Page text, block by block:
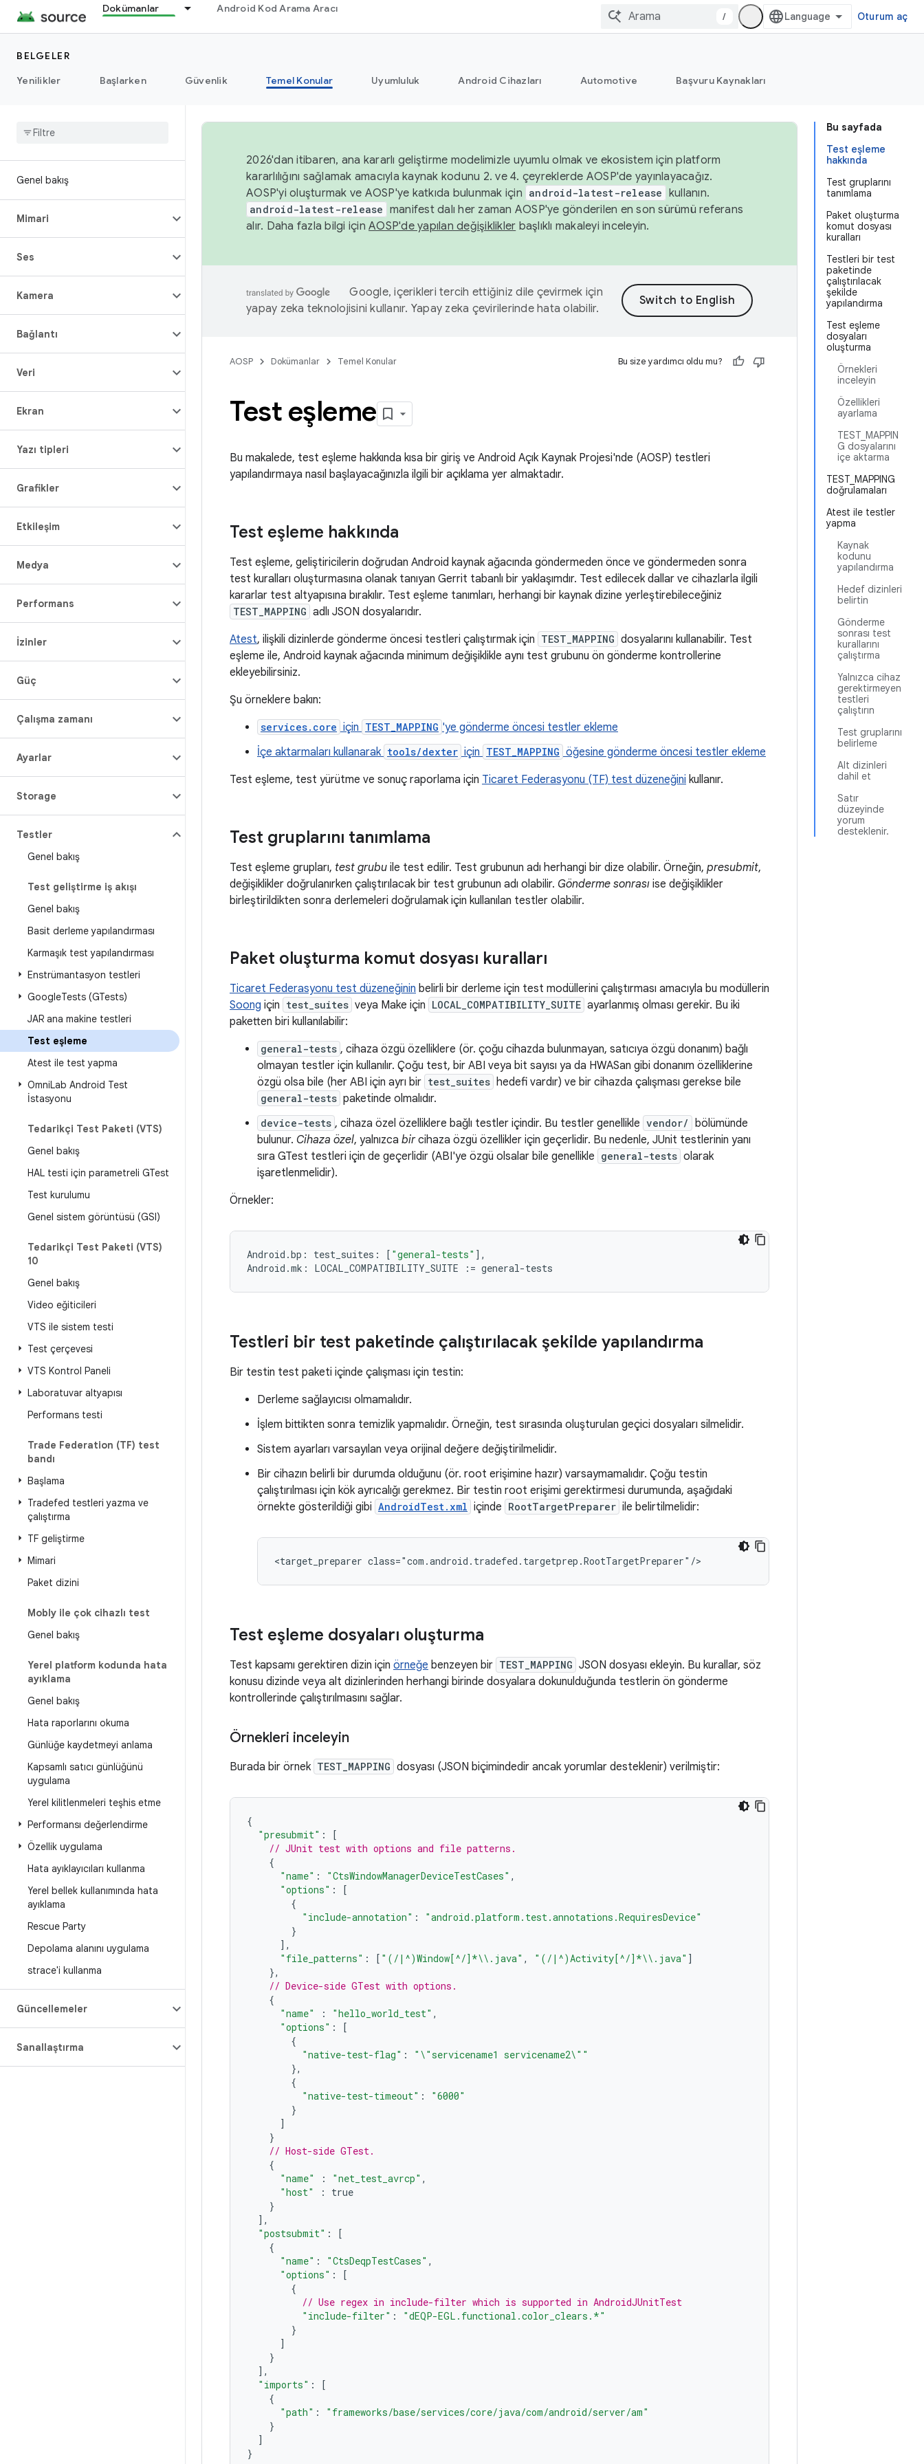
Dokümanlar Android Kod Arama Aracı
/ Oturum aç
BELGELER
Yenilikler
Başlarken Güvenlik Temel Konular Uyumluluk Android Cihazları Automotive Başvuru Kaynakları
Genel bakış
Mimari
Ses
Kamera
Bağlantı
Veri
Ekran
Yazı tipleri
Grafikler
Etkileşim
Medya
Performans
İzinler
Güç
Çalışma zamanı
Ayarlar
Storage
Testler
Genel bakış
Test geliştirme iş akışı
Genel bakış
Basit derleme yapılandırması
Karmaşık test yapılandırması
Enstrümantasyon testleri
GoogleTests (GTests)
JAR ana makine testleri
Test eşleme
Atest ile test yapma
OmniLab Android Test
İstasyonu
Tedarikçi Test Paketi (VTS)
Genel bakış
HAL testi için parametreli GTest
Test kurulumu
Genel sistem görüntüsü (GSI)
Tedarikçi Test Paketi (VTS)
10
Genel bakış
Video eğiticileri
VTS ile sistem testi
Test çerçevesi
VTS Kontrol Paneli
Laboratuvar altyapısı
Performans testi
Trade Federation (TF) test
bandı
Başlama
Tradefed testleri yazma ve
çalıştırma
TF geliştirme
Mimari
Paket dizini
Mobly ile çok cihazlı test
Genel bakış
Yerel platform kodunda hata
ayıklama
Genel bakış
Hata raporlarını okuma
Günlüğe kaydetmeyi anlama
Kapsamlı satıcı günlüğünü
uygulama
Yerel kilitlenmeleri teşhis etme
Performansı değerlendirme
Özellik uygulama
Hata ayıklayıcıları kullanma
Yerel bellek kullanımında hata
ayıklama
Rescue Party
Depolama alanını uygulama
strace'i kullanma
Güncellemeler
Sanallaştırma
Bu sayfada
Test eşleme
hakkında
Test gruplarını
tanımlama
Paket oluşturma
komut dosyası
kuralları
Testleri bir test
paketinde
çalıştırılacak
şekilde
yapılandırma
Test eşleme
dosyaları
oluşturma
Örnekleri
inceleyin
Özellikleri
ayarlama
TEST_MAPPIN
G dosyalarını
içe aktarma
TEST_MAPPING
doğrulamaları
Atest ile testler
yapma
Kaynak
kodunu
yapılandırma
Hedef dizinleri
belirtin
Gönderme
sonrası test
kurallarını
çalıştırma
Yalnızca cihaz
gerektirmeyen
testleri
çalıştırın
Test gruplarını
belirleme
Alt dizinleri
dahil et
Satır
düzeyinde
yorum
desteklenir.
2026'dan itibaren, ana kararlı geliştirme modelimizle uyumlu olmak ve ekosistem için platform
kararlılığını sağlamak amacıyla kaynak kodunu 2. ve 4. çeyreklerde AOSP'de yayınlayacağız.
AOSP'yi oluşturmak ve AOSP'ye katkıda bulunmak için android-latest-release kullanın.
android-latest-release manifest dalı her zaman AOSP'ye gönderilen en son sürümü referans
alır. Daha fazla bilgi için AOSP'de yapılan değişiklikler başlıklı makaleyi inceleyin.
Google, içerikleri tercih ettiğiniz dile çevirmek için
yapay zeka teknolojisini kullanır. Yapay zeka çevirilerinde hata olabilir.
AOSP Dokümanlar Temel Konular Bu size yardımcı oldu mu?
Test eşleme
Bu makalede, test eşleme hakkında kısa bir giriş ve Android Açık Kaynak Projesi'nde (AOSP) testleri
yapılandırmaya nasıl başlayacağınızla ilgili bir açıklama yer almaktadır.
Test eşleme hakkında
Test eşleme, geliştiricilerin doğrudan Android kaynak ağacında göndermeden önce ve göndermeden sonra
test kuralları oluşturmasına olanak tanıyan Gerrit tabanlı bir yaklaşımdır. Test edilecek dallar ve cihazlarla ilgili
kararlar test altyapısına bırakılır. Test eşleme tanımları, herhangi bir kaynak dizine yerleştirebileceğiniz
TEST_MAPPING adlı JSON dosyalarıdır.
Atest, ilişkili dizinlerde gönderme öncesi testleri çalıştırmak için TEST_MAPPING dosyalarını kullanabilir. Test
eşleme ile, Android kaynak ağacında minimum değişiklikle aynı test grubunu ön gönderme kontrollerine
ekleyebilirsiniz.
Şu örneklere bakın:
services.core için TEST_MAPPING 'ye gönderme öncesi testler ekleme
İçe aktarmaları kullanarak tools/dexter için TEST_MAPPING öğesine gönderme öncesi testler ekleme
Test eşleme, test yürütme ve sonuç raporlama için Ticaret Federasyonu (TF) test düzeneğini kullanır.
Test gruplarını tanımlama
Test eşleme grupları, test grubu ile test edilir. Test grubunun adı herhangi bir dize olabilir. Örneğin, presubmit,
değişiklikler doğrulanırken çalıştırılacak bir test grubunun adı olabilir. Gönderme sonrası ise değişiklikler
birleştirildikten sonra derlemeleri doğrulamak için kullanılan testler olabilir.
Paket oluşturma komut dosyası kuralları
Ticaret Federasyonu test düzeneğinin belirli bir derleme için test modüllerini çalıştırması amacıyla bu modüllerin
Soong için test_suites veya Make için LOCAL_COMPATIBILITY_SUITE ayarlanmış olması gerekir. Bu iki
paketten biri kullanılabilir:
general-tests , cihaza özgü özelliklere (ör. çoğu cihazda bulunmayan, satıcıya özgü donanım) bağlı
olmayan testler için kullanılır. Çoğu test, bir ABI veya bit sayısı ya da HWASan gibi donanım özelliklerine
özgü olsa bile (her ABI için ayrı bir test_suites hedefi vardır) ve bir cihazda çalışması gerekse bile
general-tests paketinde olmalıdır.
device-tests , cihaza özel özelliklere bağlı testler içindir. Bu testler genellikle vendor/ bölümünde
bulunur. Cihaza özel, yalnızca bircihaza özgü özellikler için geçerlidir. Bu nedenle, JUnit testlerinin yanı
sıra GTest testleri için de geçerlidir (ABI'ye özgü olsalar bile genellikle general-tests olarak
işaretlenmelidir).
Örnekler:
Android .bp : test_suites : [ "general-tests" ] ,
Android .mk : LOCAL_COMPATIBILITY_SUITE := general-tests
Testleri bir test paketinde çalıştırılacak şekilde yapılandırma
Bir testin test paketi içinde çalışması için testin:
Derleme sağlayıcısı olmamalıdır.
İşlem bittikten sonra temizlik yapmalıdır. Örneğin, test sırasında oluşturulan geçici dosyaları silmelidir.
Sistem ayarları varsayılan veya orijinal değere değiştirilmelidir.
Bir cihazın belirli bir durumda olduğunu (ör. root erişimine hazır) varsaymamalıdır. Çoğu testin
çalıştırılması için kök ayrıcalığı gerekmez. Bir testin root erişimi gerektirmesi durumunda, aşağıdaki
örnekte gösterildiği gibi AndroidTest.xml içinde RootTargetPreparer ile belirtilmelidir:
Test eşleme dosyaları oluşturma
Test kapsamı gerektiren dizin için örneğe benzeyen bir TEST_MAPPING JSON dosyası ekleyin. Bu kurallar, söz
konusu dizinde veya alt dizinlerinden herhangi birinde dosyalara dokunulduğunda testlerin ön gönderme
kontrollerinde çalıştırılmasını sağlar.
Örnekleri inceleyin
Burada bir örnek TEST_MAPPING dosyası (JSON biçimindedir ancak yorumlar desteklenir) verilmiştir:
{
"presubmit" :
[
// JUnit test with options and file patterns.
{
"name" : "CtsWindowManagerDeviceTestCases" ,
"options" :
[
{
"include-annotation" :
"android.platform.test.annotations.RequiresDevice"
}
],
"file_patterns" : [ "(/|^)Window[^/]*\\ .java" , "(/|^)Activity[^/]*\\ .java" ]
},
// Device-side GTest with options.
{
"name"
: "hello_world_test" ,
"options" :
[
{
"native-test-flag" : " \"servicename1 servicename2\" "
},
{
"native-test-timeout" :
"6000"
}
]
}
// Host-side GTest.
{
"name"
: "net_test_avrcp" ,
"host"
:
true
}
],
"postsubmit" :
[
{
"name" : "CtsDeqpTestCases" ,
"options" :
[
{
// Use regex in include-filter which is supported in AndroidJUnitTest
"include-filter" :
"dEQP-EGL.functional.color_clears.*"
}
]
}
],
"imports" :
[
{
"path" :
"frameworks/base/services/core/java/com/android/server/am"
}
]
}